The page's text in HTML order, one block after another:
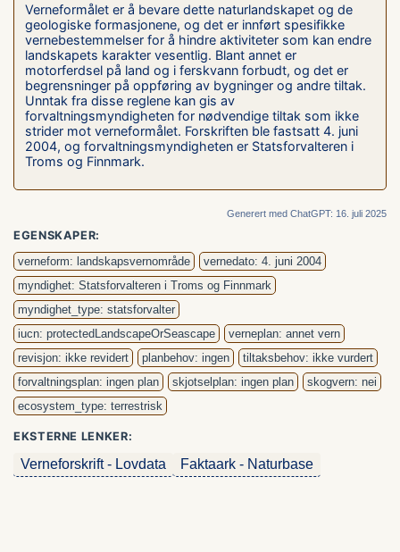
Verneformålet er å bevare dette naturlandskapet og de
geologiske formasjonene, og det er innført spesifikke
vernebestemmelser for å hindre aktiviteter som kan endre
landskapets karakter vesentlig. Blant annet er
motorferdsel på land og i ferskvann forbudt, og det er
begrensninger på oppføring av bygninger og andre tiltak.
Unntak fra disse reglene kan gis av
forvaltningsmyndigheten for nødvendige tiltak som ikke
strider mot verneformålet. Forskriften ble fastsatt 4. juni
2004, og forvaltningsmyndigheten er Statsforvalteren i
Troms og Finnmark.
Generert med ChatGPT: 16. juli 2025
EGENSKAPER:
verneform: landskapsvernområde
vernedato: 4. juni 2004
myndighet: Statsforvalteren i Troms og Finnmark
myndighet_type: statsforvalter
iucn: protectedLandscapeOrSeascape
verneplan: annet vern
revisjon: ikke revidert
planbehov: ingen
tiltaksbehov: ikke vurdert
forvaltningsplan: ingen plan
skjotselplan: ingen plan
skogvern: nei
ecosystem_type: terrestrisk
EKSTERNE LENKER:
Verneforskrift - Lovdata Faktaark - Naturbase